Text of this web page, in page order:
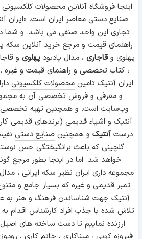
اینجا فروشگاه آنلاین محصولات
صنایع دستی معاصر ایران است. «ایران
تجاری این واحد صنفی می باشد. و شما
راهنمای قیمت و مرجع خرید آنلاین سکه
پهلوی وقاجاری ، مدال یادبودپهلوی و
، کتاب تخصصی و راهنمای قیمت و غیره
ایران آنتیک تامین محصولات کلکسیونی
و معرفی و فروش تخصصی آن به
وب‌سایت است. و همچنین تهیه تخصصی
آنتیک و اشیاء قدیمی (برندهای قدیمی
درستآنتیک و همچنینصنایع دستی
گلچینی که باعث برانگیختگی حس
خواهد شد. اما در اینجا بطور مرجع
مجموعه داری ایران نظیر سکه ایرانی ،
تمبر قدیمی و غیره که بسیار جامع و
آنتیک جهت شناساندن فرهنگ و هنر به
تلاش شده با جذب افراد کارشناس اقدام
ارزنده نماییم تا دست ساخته های اصیل
فیروزه کوبی ،میناکاری ، خاتم کاری ،